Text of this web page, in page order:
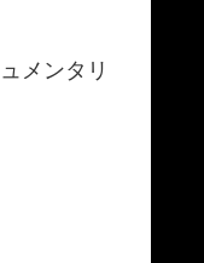
メンタリ